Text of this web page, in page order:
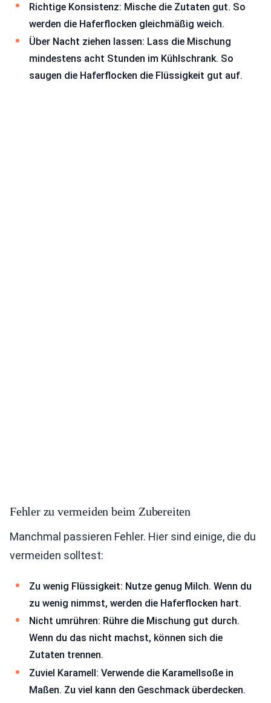
Richtige Konsistenz: Mische die Zutaten gut. So
werden die Haferflocken gleichmäßig weich.
Über Nacht ziehen lassen: Lass die Mischung
mindestens acht Stunden im Kühlschrank. So
saugen die Haferflocken die Flüssigkeit gut auf.
Fehler zu vermeiden beim Zubereiten
Manchmal passieren Fehler. Hier sind einige, die du
vermeiden solltest:
Zu wenig Flüssigkeit: Nutze genug Milch. Wenn du
zu wenig nimmst, werden die Haferflocken hart.
Nicht umrühren: Rühre die Mischung gut durch.
Wenn du das nicht machst, können sich die
Zutaten trennen.
Zuviel Karamell: Verwende die Karamellsoße in
Maßen. Zu viel kann den Geschmack überdecken.